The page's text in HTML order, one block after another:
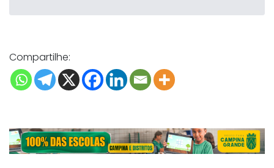
Compartilhe: